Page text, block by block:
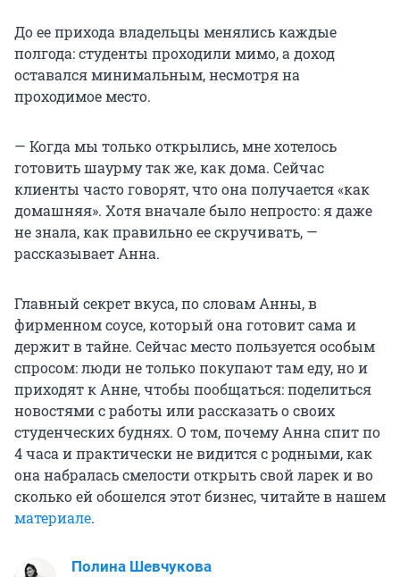
До ее прихода владельцы менялись каждые
полгода: студенты проходили мимо, а доход
оставался минимальным, несмотря на
проходимое место.
— Когда мы только открылись, мне хотелось
готовить шаурму так же, как дома. Сейчас
клиенты часто говорят, что она получается «как
домашняя». Хотя вначале было непросто: я даже
не знала, как правильно ее скручивать, —
рассказывает Анна.
Главный секрет вкуса, по словам Анны, в
фирменном соусе, который она готовит сама и
держит в тайне. Сейчас место пользуется особым
спросом: люди не только покупают там еду, но и
приходят к Анне, чтобы пообщаться: поделиться
новостями с работы или рассказать о своих
студенческих буднях. О том, почему Анна спит по
4 часа и практически не видится с родными, как
она набралась смелости открыть свой ларек и во
сколько ей обошелся этот бизнес, читайте в нашем
материале.
Полина Шевчукова